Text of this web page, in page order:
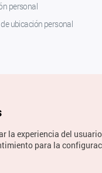
personal
ubicación personal
la experiencia del
para la